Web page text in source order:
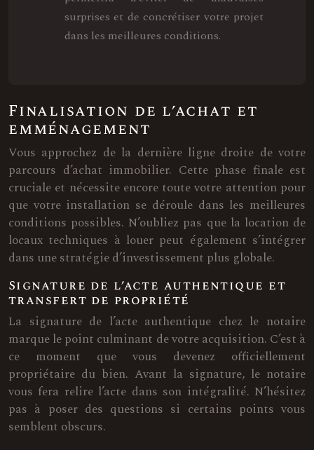
surprises et de concrétiser votre projet
dans les meilleures conditions.
Finalisation de l’achat et
emménagement
Vous approchez de la dernière ligne droite de votre
parcours d’achat immobilier. Cette phase finale est
cruciale et nécessite encore toute votre attention pour
que votre installation se déroule dans les meilleures
conditions possibles. N’oubliez pas que la location de
locaux techniques à louer peut également s’intégrer
dans une stratégie d’investissement plus globale.
Signature de l’acte authentique et
transfert de propriété
La signature de l’acte authentique chez le notaire
marque le point culminant de votre acquisition. C’est à
ce moment que vous devenez officiellement
propriétaire du bien. Avant la signature, le notaire
vous fera relire l’acte dans son intégralité. N’hésitez
pas à poser des questions si certains points vous
semblent obscurs.